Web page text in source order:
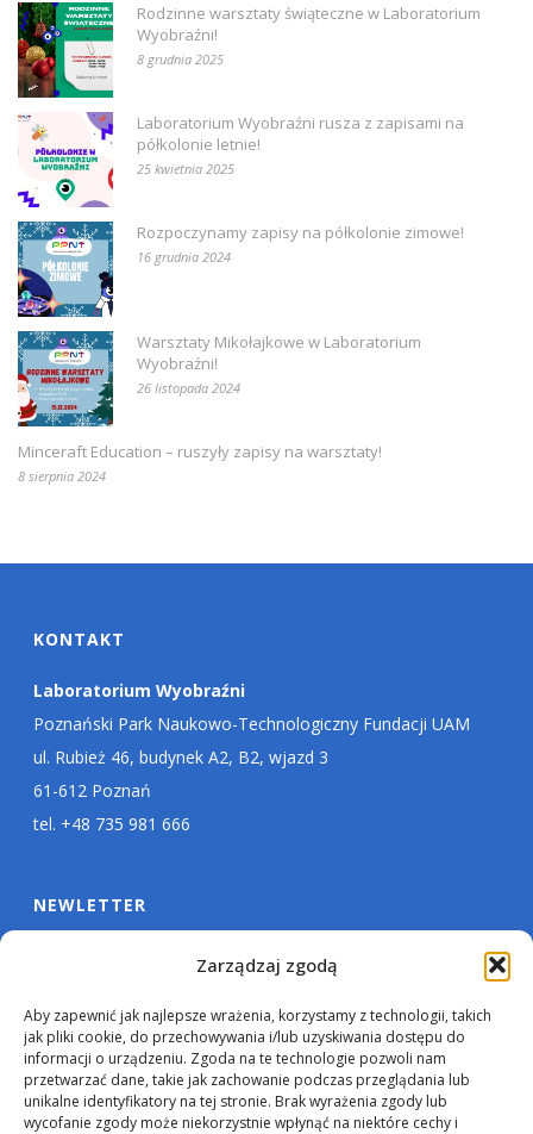
Zarządzaj zgodą
Aby zapewnić jak najlepsze wrażenia, korzystamy z technologii, takich
jak pliki cookie, do przechowywania i/lub uzyskiwania dostępu do
informacji o urządzeniu. Zgoda na te technologie pozwoli nam
przetwarzać dane, takie jak zachowanie podczas przeglądania lub
unikalne identyfikatory na tej stronie. Brak wyrażenia zgody lub
wycofanie zgody może niekorzystnie wpłynąć na niektóre cechy i
Rodzinne warsztaty świąteczne w Laboratorium
Wyobraźni!
8 grudnia 2025
Laboratorium Wyobraźni rusza z zapisami na
półkolonie letnie!
25 kwietnia 2025
Rozpoczynamy zapisy na półkolonie zimowe!
16 grudnia 2024
Warsztaty Mikołajkowe w Laboratorium
Wyobraźni!
26 listopada 2024
Minceraft Education – ruszyły zapisy na warsztaty!
8 sierpnia 2024
KONTAKT
Laboratorium Wyobraźni
Poznański Park Naukowo-Technologiczny Fundacji UAM
ul. Rubież 46, budynek A2, B2, wjazd 3
61-612 Poznań
tel. +48 735 981 666
NEWLETTER